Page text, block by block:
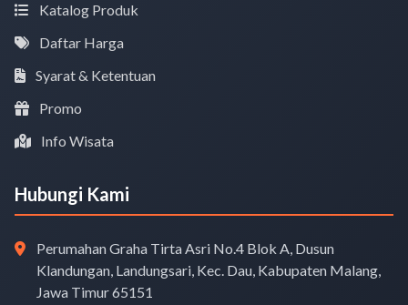
Katalog Produk
Daftar Harga
Syarat & Ketentuan
Promo
Info Wisata
Hubungi Kami
Perumahan Graha Tirta Asri No.4 Blok A, Dusun
Klandungan, Landungsari, Kec. Dau, Kabupaten Malang,
Jawa Timur 65151